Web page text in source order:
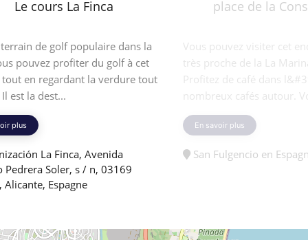
Le cours La Finca
de golf populaire dans la
pouvez profiter du golf à cet
en regardant la verdure tout
est la dest...
plus
La Finca, Avenida
Pedrera Soler, s / n, 03169
Alicante, Espagne
place de la
Vous pouvez visiter cet
très proche de la La
Profitez de café dans
nombreux cafés autour.
En savoir plus
San Fulgencio en